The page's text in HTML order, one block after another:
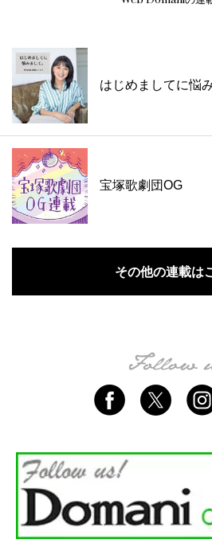
はじめましてに悩
宝塚歌劇団OG
その他の連載は